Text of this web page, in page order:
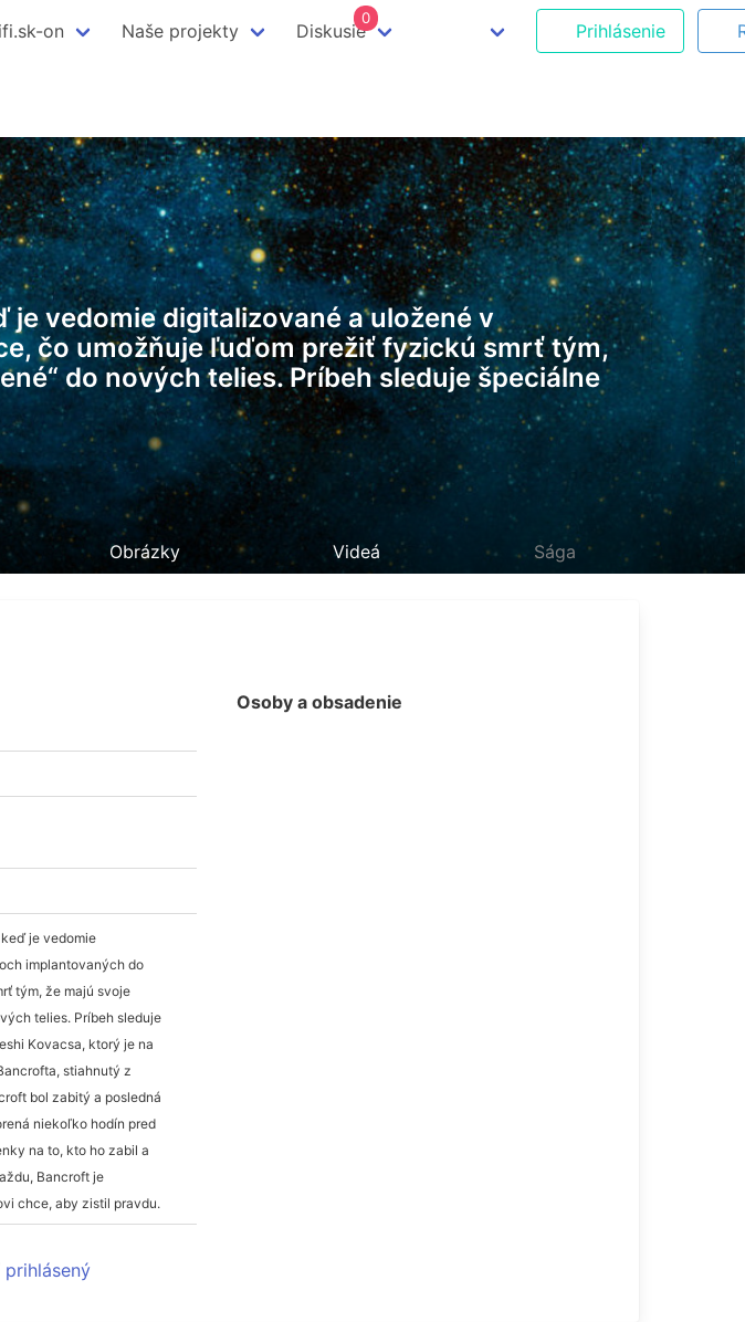
on Naše projekty Diskusie
0
Prihlásenie
je vedomie digitalizované a uložené v
čo umožňuje ľuďom prežiť fyzickú smrť tým,
do nových telies. Príbeh sleduje špeciálne
Obrázky Videá Sága
keď je vedomie
implantovaných do
tým, že majú svoje
telies. Príbeh sleduje
Kovacsa, ktorý je na
stiahnutý z
bol zabitý a posledná
niekoľko hodín pred
na to, kto ho zabil a
Bancroft je
chce, aby zistil pravdu.
prihlásený
Osoby a obsadenie